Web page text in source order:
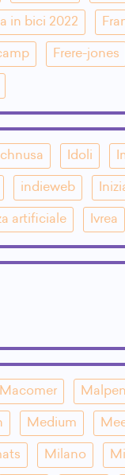
in bici 2022
Frere-jones
Ichnusa Idoli
indieweb
artificiale Ivrea
Macomer
Medium
Milano